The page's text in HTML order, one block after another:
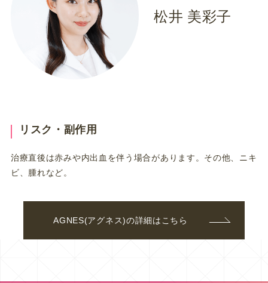
松井 美彩子
リスク・副作用
治療直後は赤みや内出血を伴う場合があります。その他、ニキ
ビ、腫れなど。
AGNES(アグネス)の詳細はこちら